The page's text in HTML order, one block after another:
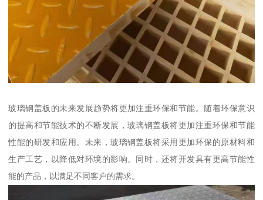
玻璃钢盖板的未来发展趋势将更加注重环保和节能。随着环保意识
的提高和节能技术的不断发展，玻璃钢盖板将更加注重环保和节能
性能的研发和应用。未来，玻璃钢盖板将采用更加环保的原材料和
生产工艺，以降低对环境的影响。同时，还将开发具有更高节能性
能的产品，以满足不同客户的需求。